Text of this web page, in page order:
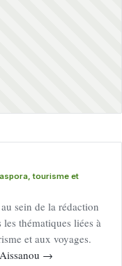
tourisme et
sein de la rédaction
thématiques liées à
et aux voyages.
→